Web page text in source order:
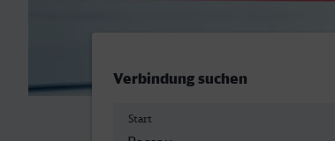
Verbindung suchen
Start